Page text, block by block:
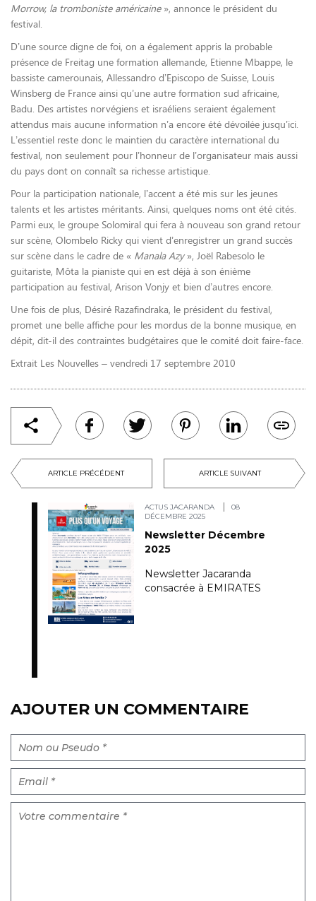
ARTICLE PRÉCÉDENT ARTICLE SUIVANT
ACTUS JACARANDA
08
DÉCEMBRE 2025
Newsletter Décembre
2025
Newsletter Jacaranda
consacrée à EMIRATES
Morrow, la tromboniste américaine», annonce le président du
festival.
D’une source digne de foi, on a également appris la probable
présence de Freitag une formation allemande, Etienne Mbappe, le
bassiste camerounais, Allessandro d’Episcopo de Suisse, Louis
Winsberg de France ainsi qu’une autre formation sud africaine,
Badu. Des artistes norvégiens et israéliens seraient également
attendus mais aucune information n’a encore été dévoilée jusqu’ici.
L’essentiel reste donc le maintien du caractère international du
festival, non seulement pour l’honneur de l’organisateur mais aussi
du pays dont on connaît sa richesse artistique.
Pour la participation nationale, l’accent a été mis sur les jeunes
talents et les artistes méritants. Ainsi, quelques noms ont été cités.
Parmi eux, le groupe Solomiral qui fera à nouveau son grand retour
sur scène, Olombelo Ricky qui vient d’enregistrer un grand succès
sur scène dans le cadre de « Manala Azy», Joël Rabesolo le
guitariste, Môta la pianiste qui en est déjà à son énième
participation au festival, Arison Vonjy et bien d’autres encore.
Une fois de plus, Désiré Razafindraka, le président du festival,
promet une belle affiche pour les mordus de la bonne musique, en
dépit, dit-il des contraintes budgétaires que le comité doit faire-face.
Extrait Les Nouvelles – vendredi 17 septembre 2010
AJOUTER UN COMMENTAIRE